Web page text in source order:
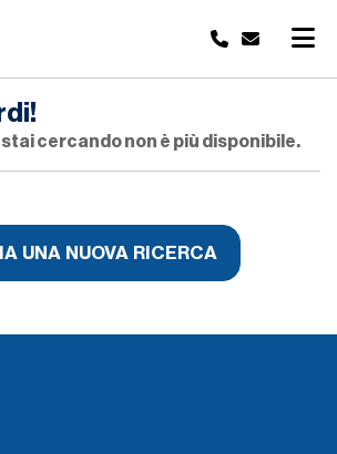
cercando non è più disponibile.
UNA NUOVA RICERCA